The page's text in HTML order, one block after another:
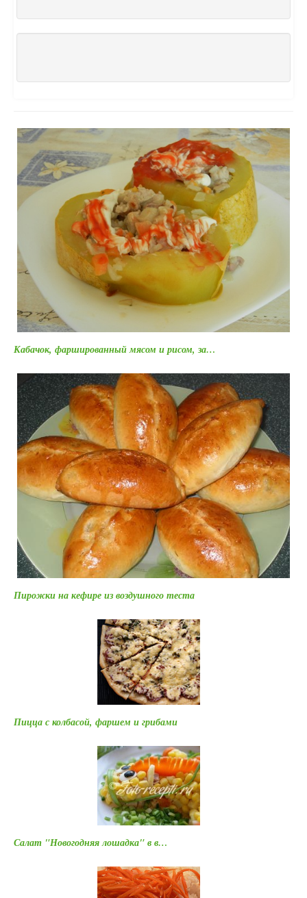
Кабачок, фаршированный мясом и рисом, за…
Пирожки на кефире из воздушного теста
Пицца с колбасой, фаршем и грибами
Салат "Новогодняя лошадка" в в…